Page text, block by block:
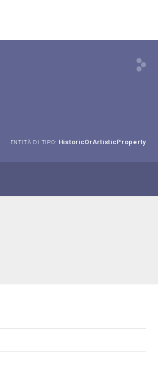
ENTITÀ DI TIPO: HistoricOrArtisticProperty